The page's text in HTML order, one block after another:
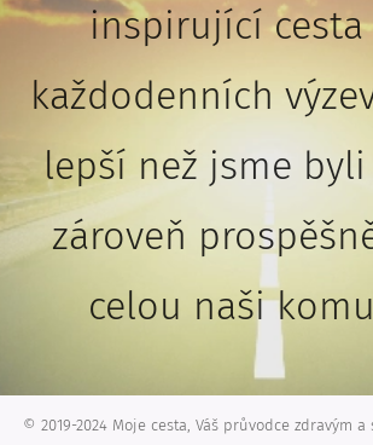
inspirující
každodenních
lepší než jsme byli
zároveň
celou naši
© 2019-2024 Moje cesta, Váš průvodce zdravým